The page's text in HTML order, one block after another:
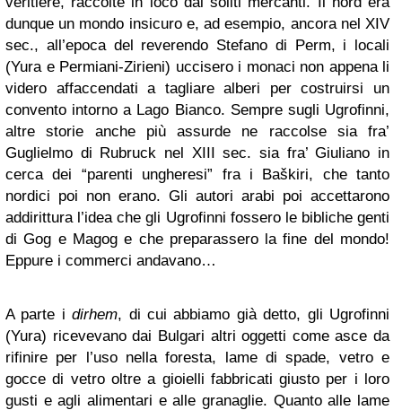
dunque un mondo insicuro e, ad esempio, ancora nel XIV
sec., all’epoca del reverendo Stefano di Perm, i locali
(Yura e Permiani-Zirieni) uccisero i monaci non appena li
videro affaccendati a tagliare alberi per costruirsi un
convento intorno a Lago Bianco. Sempre sugli Ugrofinni,
altre storie anche più assurde ne raccolse sia fra’
Guglielmo di Rubruck nel XIII sec. sia fra’ Giuliano in
cerca dei “parenti ungheresi” fra i Baškiri, che tanto
nordici poi non erano. Gli autori arabi poi accettarono
addirittura l’idea che gli Ugrofinni fossero le bibliche genti
di Gog e Magog e che preparassero la fine del mondo!
Eppure i commerci andavano…
A parte idirhem, di cui abbiamo già detto, gli Ugrofinni
(Yura) ricevevano dai Bulgari altri oggetti come asce da
rifinire per l’uso nella foresta, lame di spade, vetro e
gocce di vetro oltre a gioielli fabbricati giusto per i loro
gusti e agli alimentari e alle granaglie. Quanto alle lame